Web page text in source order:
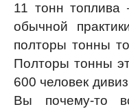
11 тонн
обычной
полторы тонны
Полторы тонны
600 человек
Вы почему-то